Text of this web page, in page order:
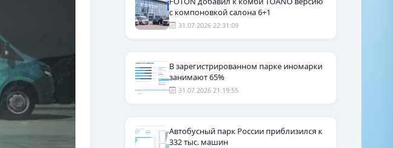
с компоновкой салона 6+1
31.07.2026 22:31:09
В зарегистрированном парке иномарки
занимают 65%
31.07.2026 21:19:55
Автобусный парк России приблизился к
332 тыс. машин